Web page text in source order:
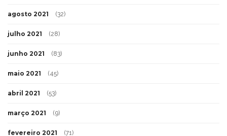
agosto 2021 (32)
julho 2021 (28)
junho 2021 (83)
maio 2021 (45)
abril 2021 (53)
março 2021 (9)
fevereiro 2021 (71)